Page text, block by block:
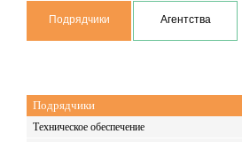
Подрядчики Агентства
Подрядчики
Техническое обеспечение